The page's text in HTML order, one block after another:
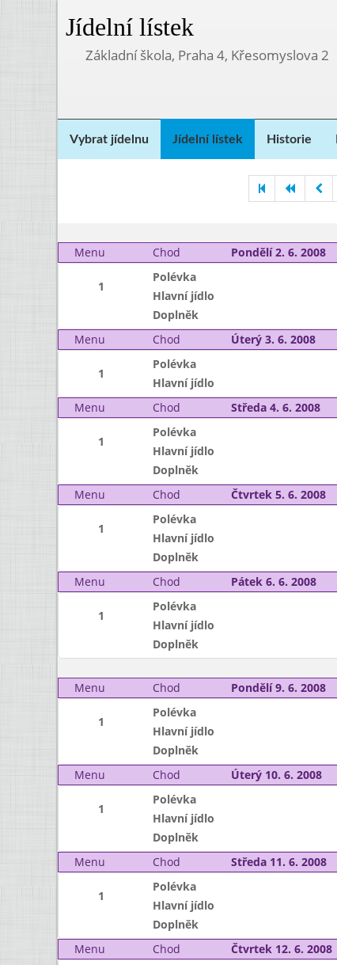
Jídelní lístek
Základní škola, Praha 4, Křesomyslova 2
Vybrat jídelnu Jídelní lístek Historie
Menu
Chod Pondělí 2. 6. 2008
1
Polévka
Hlavní jídlo
Doplněk
Menu
Chod Úterý 3. 6. 2008
1
Polévka
Hlavní jídlo
Menu
Chod Středa 4. 6. 2008
1
Polévka
Hlavní jídlo
Doplněk
Menu
Chod Čtvrtek 5. 6. 2008
1
Polévka
Hlavní jídlo
Doplněk
Menu
Chod Pátek 6. 6. 2008
1
Polévka
Hlavní jídlo
Doplněk
Menu
Chod Pondělí 9. 6. 2008
1
Polévka
Hlavní jídlo
Doplněk
Menu
Chod Úterý 10. 6. 2008
1
Polévka
Hlavní jídlo
Doplněk
Menu
Chod Středa 11. 6. 2008
1
Polévka
Hlavní jídlo
Doplněk
Menu
Chod Čtvrtek 12. 6. 2008